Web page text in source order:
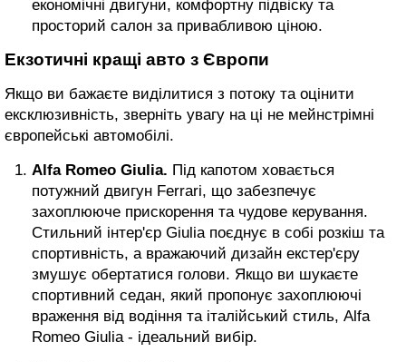
економічні двигуни, комфортну підвіску та
просторий салон за привабливою ціною.
Екзотичні кращі авто з Європи
Якщо ви бажаєте виділитися з потоку та оцінити
ексклюзивність, зверніть увагу на ці не мейнстрімні
європейські автомобілі.
Alfa Romeo Giulia. Під капотом ховається
потужний двигун Ferrari, що забезпечує
захоплююче прискорення та чудове керування.
Стильний інтер'єр Giulia поєднує в собі розкіш та
спортивність, а вражаючий дизайн екстер'єру
змушує обертатися голови. Якщо ви шукаєте
спортивний седан, який пропонує захоплюючі
враження від водіння та італійський стиль, Alfa
Romeo Giulia - ідеальний вибір.